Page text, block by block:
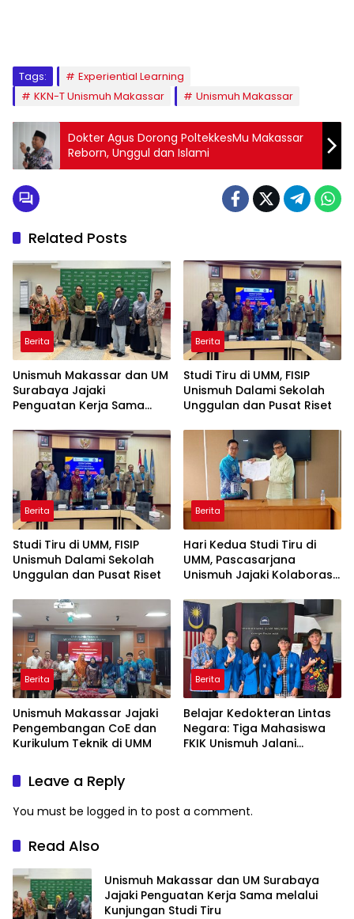
Tags:
Experiential Learning
KKN-T Unismuh Makassar
Unismuh Makassar
Dokter Agus Dorong PoltekkesMu Makassar
Reborn, Unggul dan Islami
Related Posts
Berita
Unismuh Makassar dan UM
Surabaya Jajaki
Penguatan Kerja Sama
Tiru
Berita
Studi Tiru di UMM, FISIP
Unismuh Dalami Sekolah
Unggulan dan Pusat Riset
Berita
Studi Tiru di UMM, FISIP
Unismuh Dalami Sekolah
Unggulan dan Pusat Riset
Berita
Hari Kedua Studi Tiru di
UMM, Pascasarjana
Unismuh Jajaki Kolaborasi
Berita
Unismuh Makassar Jajaki
Pengembangan CoE dan
Kurikulum Teknik di UMM
Berita
Belajar Kedokteran Lintas
Negara: Tiga Mahasiswa
FKIK Unismuh Jalani
Leave a Reply
You must be logged in to post a comment.
Read Also
Unismuh Makassar dan UM Surabaya
Jajaki Penguatan Kerja Sama melalui
Kunjungan Studi Tiru